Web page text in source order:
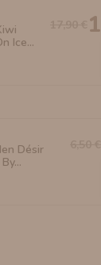
Ice...
Désir